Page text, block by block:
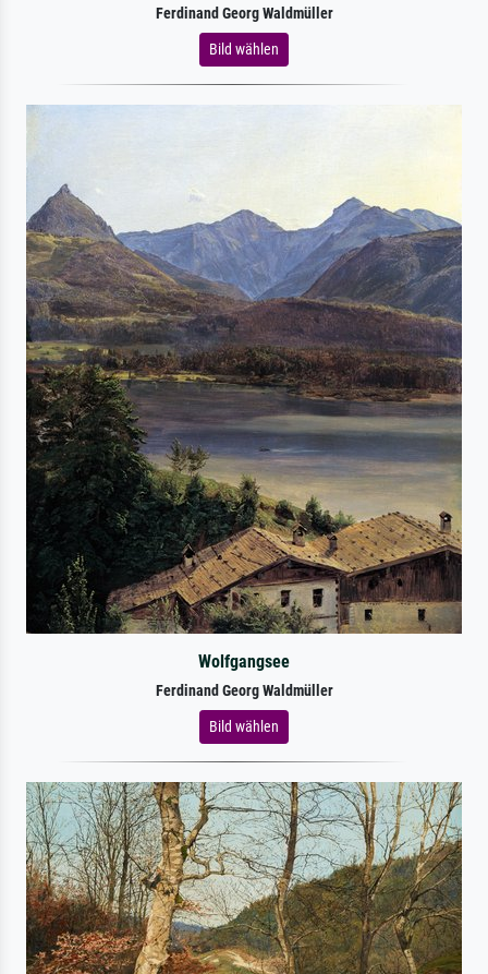
Ferdinand Georg Waldmüller
Bild wählen
Wolfgangsee
Ferdinand Georg Waldmüller
Bild wählen